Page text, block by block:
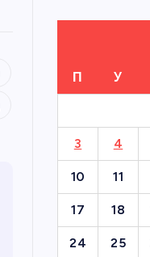
П У
3 4
10 11
17 18
24 25